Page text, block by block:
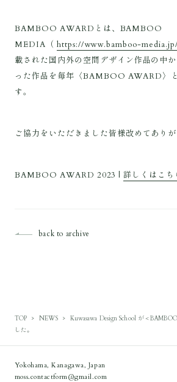
BAMBOO AWARDとは、BAMBOO
MEDIA（ https://www.bamboo-media.jp/
載された国内外の空間デザイン作品の中
った作品を毎年〈BAMBOO AWARD〉
す。
ご協力をいただきました皆様改めてありが
BAMBOO AWARD 2023 |詳しくはこち
back to archive
TOP NEWS
Kuwasawa Design School が＜
した。
Yokohama, Kanagawa, Japan
moss.contactform@gmail.com